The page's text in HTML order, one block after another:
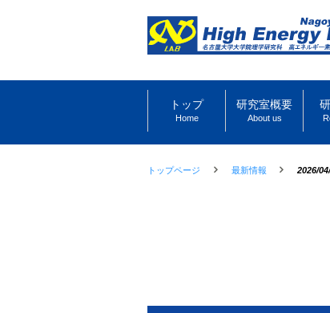
トップ
Home
研究室概要
About us
トップページ 最新情報 2026/